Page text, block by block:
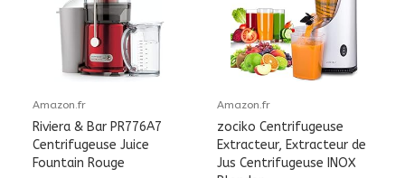
Amazon.fr
Riviera & Bar PR776A7
Centrifugeuse Juice
Fountain Rouge
Amazon.fr
zociko Centrifugeuse
Extracteur, Extracteur de
Jus Centrifugeuse INOX